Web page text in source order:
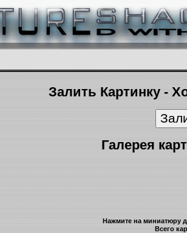
Залить Картинку -
Галерея
Нажмите на миниатюру
Всего